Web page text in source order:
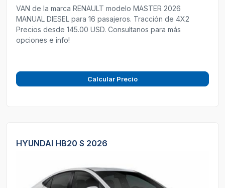
VAN de la marca RENAULT modelo MASTER 2026
MANUAL DIESEL para 16 pasajeros. Tracción de 4X2
Precios desde 145.00 USD. Consultanos para más
opciones e info!
Calcular Precio
HYUNDAI HB20 S 2026